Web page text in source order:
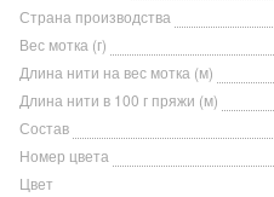
Страна производства
Вес мотка (г)
Длина нити на вес мотка (м)
Длина нити в 100 г пряжи (м)
Состав
Номер цвета
Цвет